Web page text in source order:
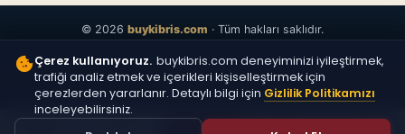
© 2026 buykibris.com · Tüm hakları saklıdır.
Çerez kullanıyoruz. buykibris.com deneyiminizi iyileştirmek,
trafiği analiz etmek ve içerikleri kişiselleştirmek için
çerezlerden yararlanır. Detaylı bilgi için Gizlilik Politikamızı
inceleyebilirsiniz.